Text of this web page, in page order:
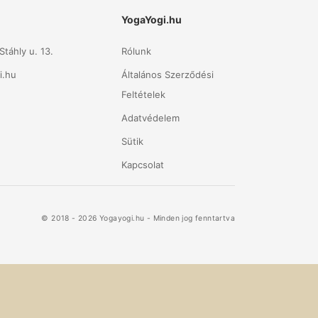
u. 13.
YogaYogi.hu
Rólunk
Általános Szerződési
Feltételek
Adatvédelem
Sütik
Kapcsolat
© 2018 - 2026 Yogayogi.hu - Minden jog fenntartva